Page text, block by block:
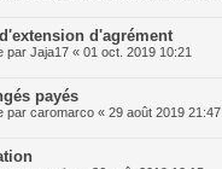
d'agrément
par Jaja17 « 01 oct. 2019 10:21
payés
par caromarco « 29 août 2019 21:47